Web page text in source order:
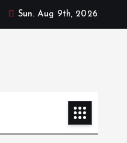
Sun. Aug 9th, 2026